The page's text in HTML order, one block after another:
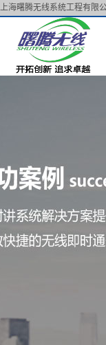
上海曙腾无线系统工程有限